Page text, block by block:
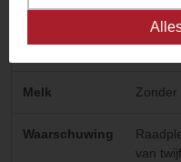
Cafeine Geen
Melk Zonder
Waarschuwing
van